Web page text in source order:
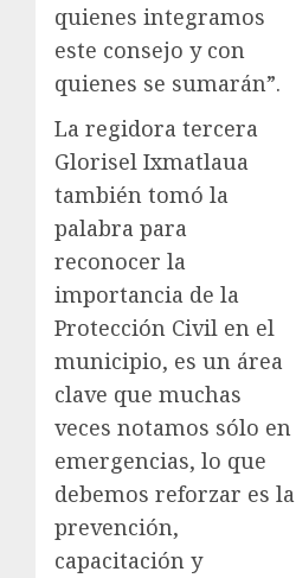
quienes integramos
este consejo y con
quienes se sumarán”.
La regidora tercera
Glorisel Ixmatlaua
también tomó la
palabra para
reconocer la
importancia de la
Protección Civil en el
municipio, es un área
clave que muchas
veces notamos sólo en
emergencias, lo que
debemos reforzar es la
prevención,
capacitación y